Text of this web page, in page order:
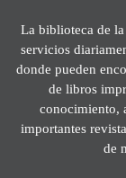
La biblioteca de
servicios
donde pueden
de libros
conocimiento,
importantes
de